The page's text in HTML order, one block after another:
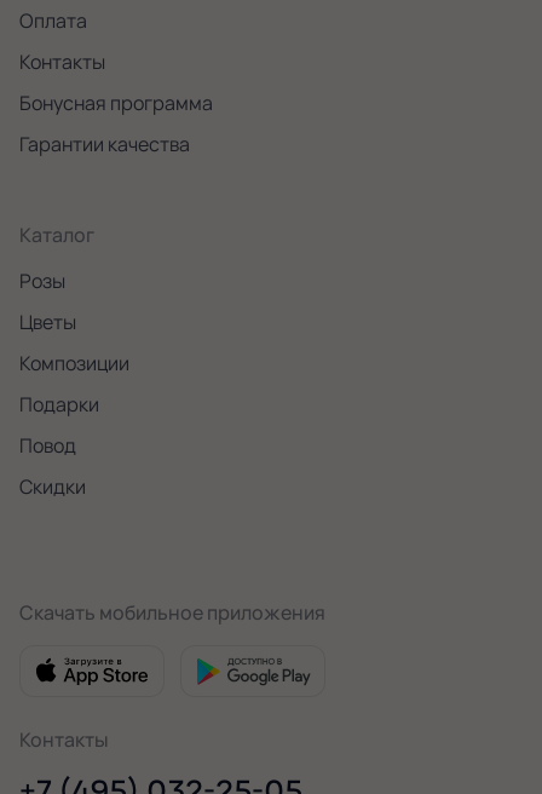
Оплата
Контакты
Бонусная программа
Гарантии качества
Каталог
Розы
Цветы
Композиции
Подарки
Повод
Скидки
Скачать мобильное приложения
Контакты